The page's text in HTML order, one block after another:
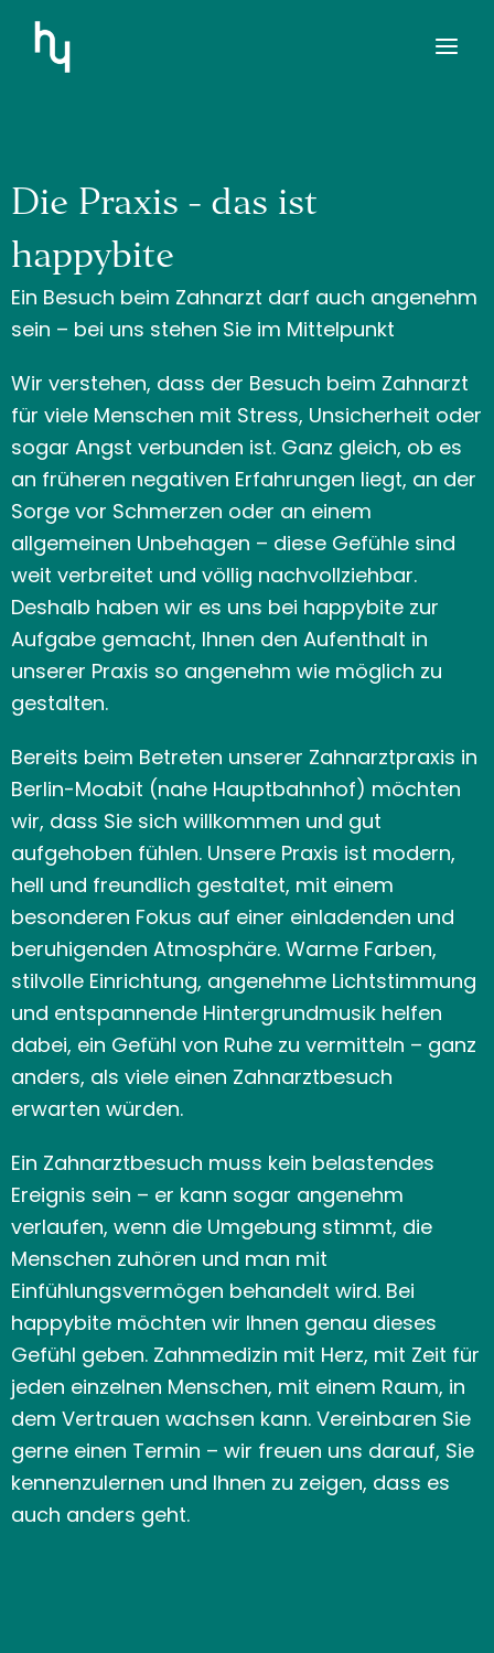
Inhalt
springen
Die Praxis - das ist
happybite
Ein Besuch beim Zahnarzt darf auch angenehm
sein – bei uns stehen Sie im Mittelpunkt
Wir verstehen, dass der Besuch beim Zahnarzt
für viele Menschen mit Stress, Unsicherheit oder
sogar Angst verbunden ist. Ganz gleich, ob es
an früheren negativen Erfahrungen liegt, an der
Sorge vor Schmerzen oder an einem
allgemeinen Unbehagen – diese Gefühle sind
weit verbreitet und völlig nachvollziehbar.
Deshalb haben wir es uns bei happybite zur
Aufgabe gemacht, Ihnen den Aufenthalt in
unserer Praxis so angenehm wie möglich zu
gestalten.
Bereits beim Betreten unserer Zahnarztpraxis in
Berlin-Moabit (nahe Hauptbahnhof) möchten
wir, dass Sie sich willkommen und gut
aufgehoben fühlen. Unsere Praxis ist modern,
hell und freundlich gestaltet, mit einem
besonderen Fokus auf einer einladenden und
beruhigenden Atmosphäre. Warme Farben,
stilvolle Einrichtung, angenehme Lichtstimmung
und entspannende Hintergrundmusik helfen
dabei, ein Gefühl von Ruhe zu vermitteln – ganz
anders, als viele einen Zahnarztbesuch
erwarten würden.
Ein Zahnarztbesuch muss kein belastendes
Ereignis sein – er kann sogar angenehm
verlaufen, wenn die Umgebung stimmt, die
Menschen zuhören und man mit
Einfühlungsvermögen behandelt wird. Bei
happybite möchten wir Ihnen genau dieses
Gefühl geben. Zahnmedizin mit Herz, mit Zeit für
jeden einzelnen Menschen, mit einem Raum, in
dem Vertrauen wachsen kann. Vereinbaren Sie
gerne einen Termin – wir freuen uns darauf, Sie
kennenzulernen und Ihnen zu zeigen, dass es
auch anders geht.